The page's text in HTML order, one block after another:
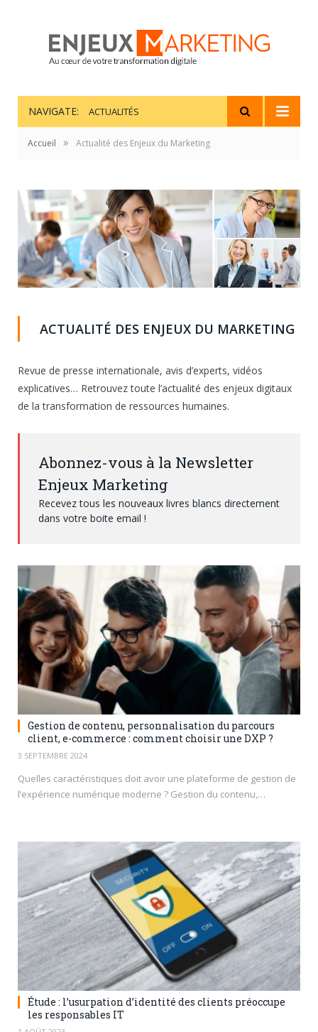
NAVIGATE: ACTUALITÉS
Accueil » Actualité des Enjeux du Marketing
ACTUALITÉ DES ENJEUX DU MARKETING
Revue de presse internationale, avis d’experts, vidéos
explicatives… Retrouvez toute l’actualité des enjeux digitaux
de la transformation de ressources humaines.
Abonnez-vous à la Newsletter
Enjeux Marketing
Recevez tous les nouveaux livres blancs directement
dans votre boite email !
Gestion de contenu, personnalisation du parcours
client, e-commerce : comment choisir une DXP ?
3 SEPTEMBRE 2024
Quelles caractéristiques doit avoir une plateforme de gestion de
l’expérience numérique moderne ? Gestion du contenu,…
Étude : l’usurpation d’identité des clients préoccupe
les responsables IT